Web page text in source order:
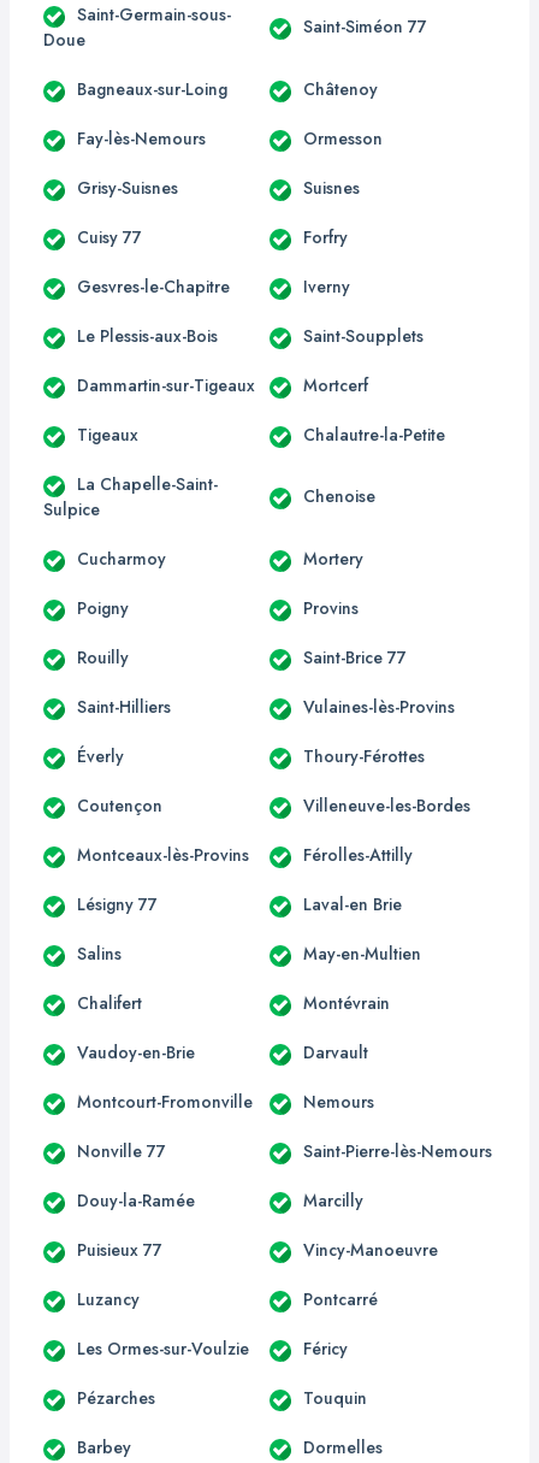
Saint-Germain-sous-
Doue
Saint-Siméon 77
Bagneaux-sur-Loing Châtenoy
Fay-lès-Nemours Ormesson
Grisy-Suisnes Suisnes
Cuisy 77 Forfry
Gesvres-le-Chapitre Iverny
Le Plessis-aux-Bois Saint-Soupplets
Dammartin-sur-Tigeaux Mortcerf
Tigeaux Chalautre-la-Petite
La Chapelle-Saint-
Sulpice
Chenoise
Cucharmoy Mortery
Poigny Provins
Rouilly Saint-Brice 77
Saint-Hilliers Vulaines-lès-Provins
Éverly Thoury-Férottes
Coutençon Villeneuve-les-Bordes
Montceaux-lès-Provins Férolles-Attilly
Lésigny 77 Laval-en Brie
Salins May-en-Multien
Chalifert Montévrain
Vaudoy-en-Brie Darvault
Montcourt-Fromonville Nemours
Nonville 77 Saint-Pierre-lès-Nemours
Douy-la-Ramée Marcilly
Puisieux 77 Vincy-Manoeuvre
Luzancy Pontcarré
Les Ormes-sur-Voulzie Féricy
Pézarches Touquin
Barbey Dormelles